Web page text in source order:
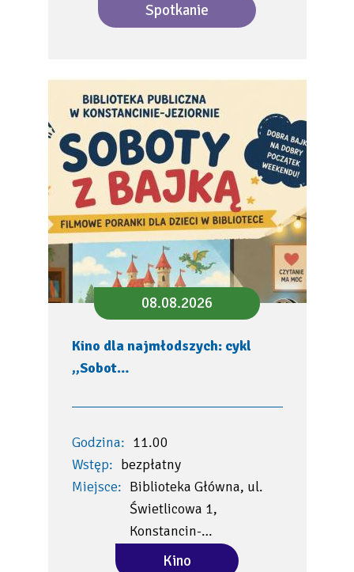
Spotkanie
08.08.2026
Kino dla najmłodszych: cykl
,,Sobot…
Godzina: 11.00
Wstęp: bezpłatny
Miejsce: Biblioteka Główna, ul.
Świetlicowa 1,
Konstancin-…
Kino